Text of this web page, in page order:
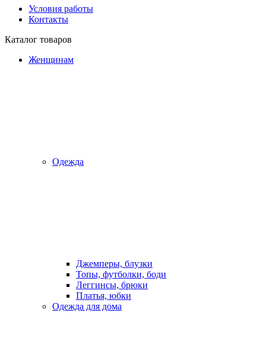
Условия работы
Контакты
Каталог товаров
Женщинам
Одежда
Джемперы, блузки
Топы, футболки, боди
Леггинсы, брюки
Платья, юбки
Одежда для дома